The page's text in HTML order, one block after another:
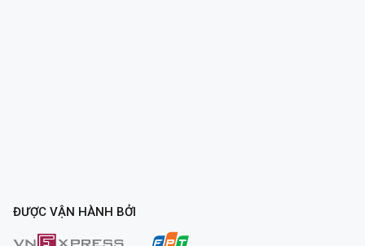
Nguyen Thi Thu
Huyen
ĐƯỢC VẬN HÀNH BỞI